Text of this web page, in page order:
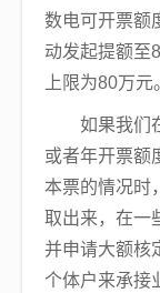
数电可开票额
动发起提额至
上限为80万元
如果我们在
或者年开票额
本票的情况时
取出来，在一
并申请大额核
个体户来承接